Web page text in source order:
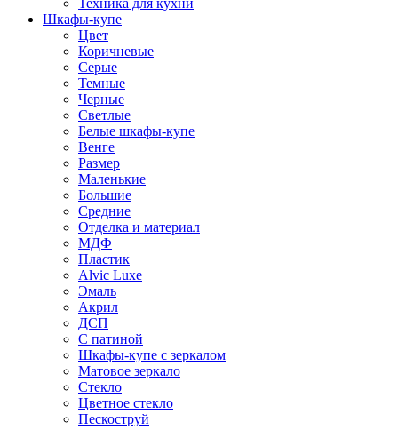
Техника для кухни
Шкафы-купе
Цвет
Коричневые
Серые
Темные
Черные
Светлые
Белые шкафы-купе
Венге
Размер
Маленькие
Большие
Средние
Отделка и материал
МДФ
Пластик
Alvic Luxe
Эмаль
Акрил
ДСП
С патиной
Шкафы-купе с зеркалом
Матовое зеркало
Стекло
Цветное стекло
Пескоструй